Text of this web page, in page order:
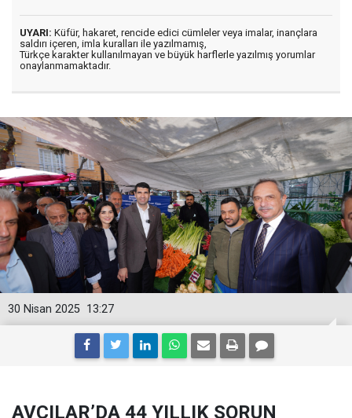
UYARI: Küfür, hakaret, rencide edici cümleler veya imalar, inançlara
saldırı içeren, imla kuralları ile yazılmamış,
Türkçe karakter kullanılmayan ve büyük harflerle yazılmış yorumlar
onaylanmamaktadır.
13:27
30 Nisan 2025
AVCILAR’DA 44 YILLIK SORUN